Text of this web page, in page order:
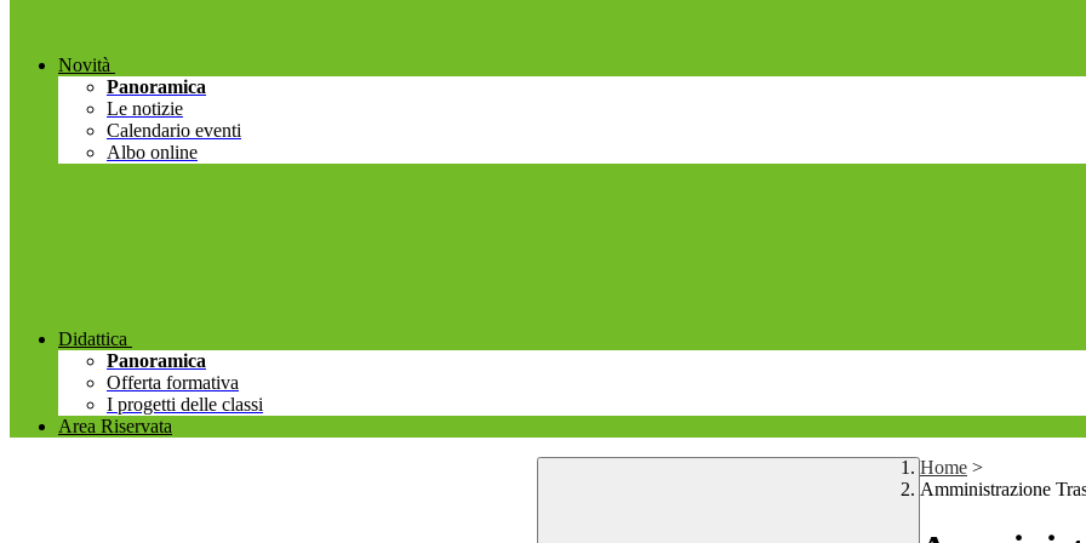
Novità
Panoramica
Le notizie
Calendario eventi
Albo online
Didattica
Panoramica
Offerta formativa
I progetti delle classi
Area Riservata
Home >
Amministrazione